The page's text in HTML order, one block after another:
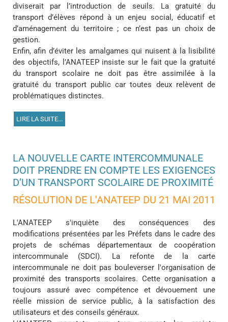
diviserait par l’introduction de seuils. La gratuité du
transport d’élèves répond à un enjeu social, éducatif et
d’aménagement du territoire ; ce n’est pas un choix de
gestion.
Enfin, afin d’éviter les amalgames qui nuisent à la lisibilité
des objectifs, l’ANATEEP insiste sur le fait que la gratuité
du transport scolaire ne doit pas être assimilée à la
gratuité du transport public car toutes deux relèvent de
problématiques distinctes.
LIRE LA SUITE...
LA NOUVELLE CARTE INTERCOMMUNALE
DOIT PRENDRE EN COMPTE LES EXIGENCES
D’UN TRANSPORT SCOLAIRE DE PROXIMITÉ
RÉSOLUTION DE L'ANATEEP DU 21 MAI 2011
L'ANATEEP s'inquiète des conséquences des
modifications présentées par les Préfets dans le cadre des
projets de schémas départementaux de coopération
intercommunale (SDCI). La refonte de la carte
intercommunale ne doit pas bouleverser l'organisation de
proximité des transports scolaires. Cette organisation a
toujours assuré avec compétence et dévouement une
réelle mission de service public, à la satisfaction des
utilisateurs et des conseils généraux.